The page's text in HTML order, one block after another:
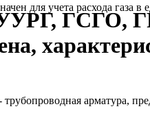
для учета расхода газа в
арматура,
ГСГО,